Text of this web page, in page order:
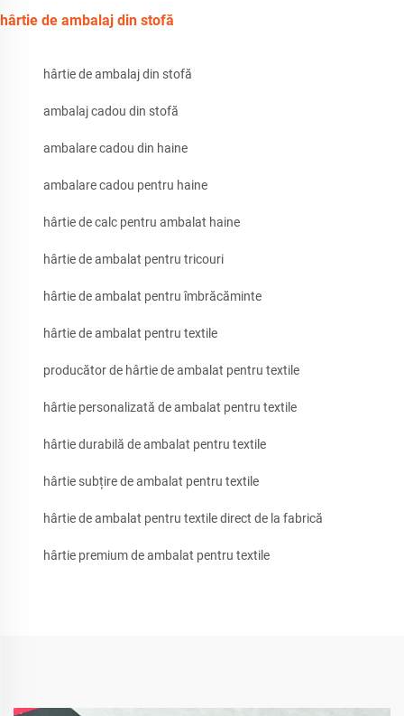
hârtie de ambalaj din stofă
hârtie de ambalaj din stofă
ambalaj cadou din stofă
ambalare cadou din haine
ambalare cadou pentru haine
hârtie de calc pentru ambalat haine
hârtie de ambalat pentru tricouri
hârtie de ambalat pentru îmbrăcăminte
hârtie de ambalat pentru textile
producător de hârtie de ambalat pentru textile
hârtie personalizată de ambalat pentru textile
hârtie durabilă de ambalat pentru textile
hârtie subțire de ambalat pentru textile
hârtie de ambalat pentru textile direct de la fabrică
hârtie premium de ambalat pentru textile